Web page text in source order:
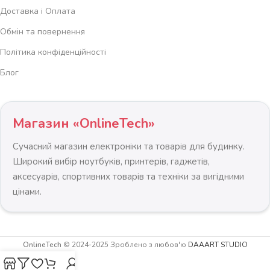
Доставка і Оплата
Обмін та повернення
Політика конфіденційності
Блог
Магазин «OnlineTech»
Сучасний магазин електроніки та товарів для будинку.
Широкий вибір ноутбуків, принтерів, гаджетів,
аксесуарів, спортивних товарів та техніки за вигідними
цінами.
OnlineTech © 2024-2025 Зроблено з любов'ю DAAART STUDIO